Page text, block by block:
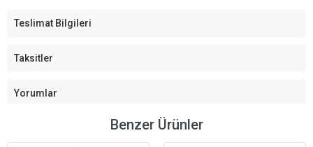
Teslimat Bilgileri
Taksitler
Yorumlar
Benzer Ürünler